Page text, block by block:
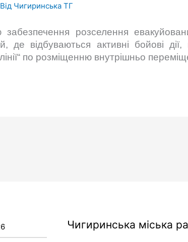
Чигиринська ТГ
розселення
де відбуваються активні бойові
лінії“ по розміщенню внутрішньо
Чигиринська міська